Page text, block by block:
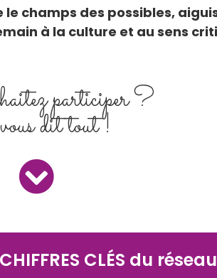
champs des possibles,
à la culture et au sens
participer ?
dit tout !
CLÉS du